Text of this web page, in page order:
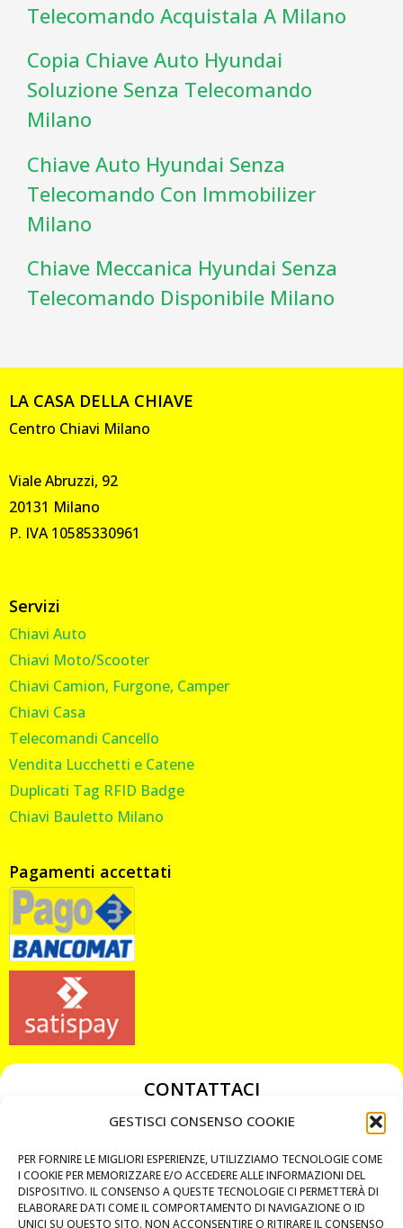
GESTISCI CONSENSO COOKIE
PER FORNIRE LE MIGLIORI ESPERIENZE, UTILIZZIAMO TECNOLOGIE COME
I COOKIE PER MEMORIZZARE E/O ACCEDERE ALLE INFORMAZIONI DEL
DISPOSITIVO. IL CONSENSO A QUESTE TECNOLOGIE CI PERMETTERÀ DI
ELABORARE DATI COME IL COMPORTAMENTO DI NAVIGAZIONE O ID
UNICI SU QUESTO SITO. NON ACCONSENTIRE O RITIRARE IL CONSENSO
Telecomando Acquistala A Milano
Copia Chiave Auto Hyundai
Soluzione Senza Telecomando
Milano
Chiave Auto Hyundai Senza
Telecomando Con Immobilizer
Milano
Chiave Meccanica Hyundai Senza
Telecomando Disponibile Milano
LA CASA DELLA CHIAVE
Centro Chiavi Milano
Viale Abruzzi, 92
20131 Milano
P. IVA 10585330961
Servizi
Chiavi Auto
Chiavi Moto/Scooter
Chiavi Camion, Furgone, Camper
Chiavi Casa
Telecomandi Cancello
Vendita Lucchetti e Catene
Duplicati Tag RFID Badge
Chiavi Bauletto Milano
Pagamenti accettati
CONTATTACI
349 3863811
chiavicodificate@gmail.com
Privacy Policy